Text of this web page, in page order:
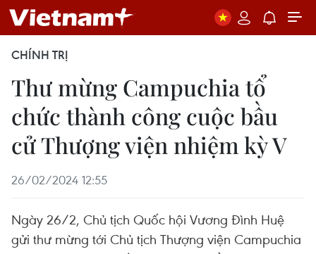
CHÍNH TRỊ
Thư mừng Campuchia tổ
chức thành công cuộc bầu
cử Thượng viện nhiệm kỳ V
26/02/2024 12:55
Ngày 26/2, Chủ tịch Quốc hội Vương Đình Huệ
gửi thư mừng tới Chủ tịch Thượng viện Campuchia